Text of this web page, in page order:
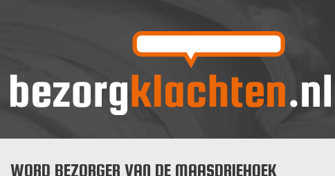
WORD BEZORGER VAN DE MAASDRIEHOEK